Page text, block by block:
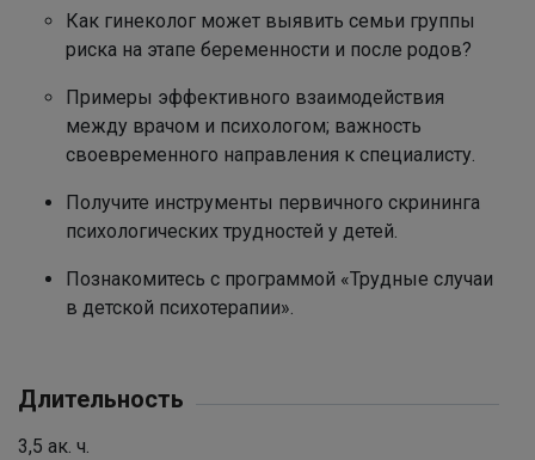
Как гинеколог может выявить семьи группы
риска на этапе беременности и после родов?
Примеры эффективного взаимодействия
между врачом и психологом; важность
своевременного направления к специалисту.
Получите инструменты первичного скрининга
психологических трудностей у детей.
Познакомитесь с программой «Трудные случаи
в детской психотерапии».
Длительность
3,5 ак. ч.